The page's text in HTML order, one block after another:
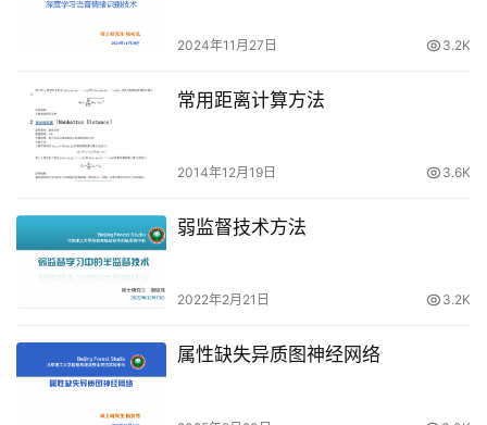
2024年11月27日 3.2K
常用距离计算方法
2014年12月19日 3.6K
弱监督技术方法
2022年2月21日 3.2K
属性缺失异质图神经网络